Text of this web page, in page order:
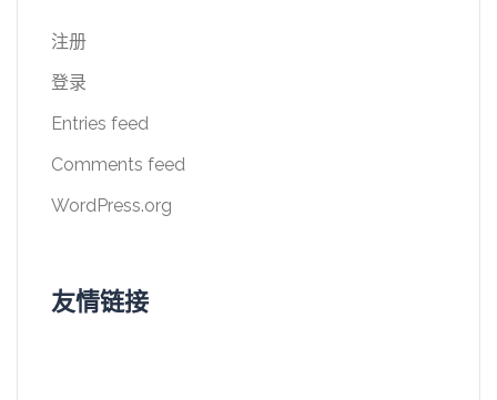
注册
登录
Entries feed
Comments feed
WordPress.org
友情链接